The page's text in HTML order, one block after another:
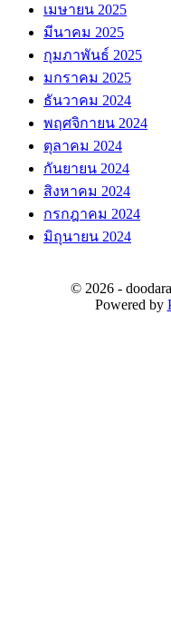
เมษายน 2025
มีนาคม 2025
กุมภาพันธ์ 2025
มกราคม 2025
ธันวาคม 2024
พฤศจิกายน 2024
ตุลาคม 2024
กันยายน 2024
สิงหาคม 2024
กรกฎาคม 2024
มิถุนายน 2024
© 2026 -
Powered by